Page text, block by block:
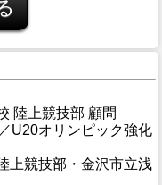
陸上競技部 顧問
ック強化
上競技部・金沢市立浅